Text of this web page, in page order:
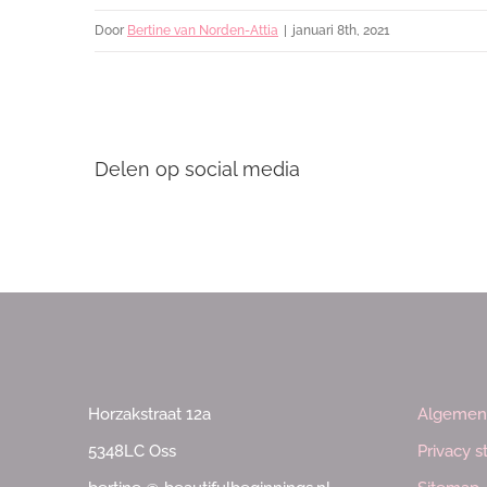
Door Bertine van Norden-Attia januari 8th, 2021
Delen op social media
Horzakstraat 12a
5348LC Oss
Privacy